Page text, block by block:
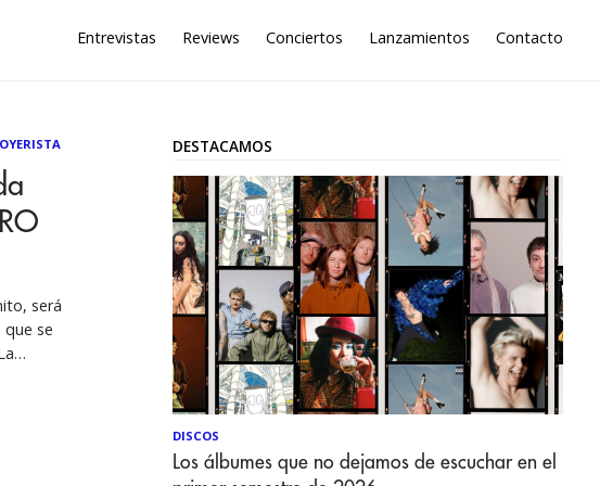
Entrevistas Reviews Conciertos Lanzamientos Contacto
será
se
partir
DESTACAMOS
DISCOS
Los álbumes que no dejamos de escuchar en el